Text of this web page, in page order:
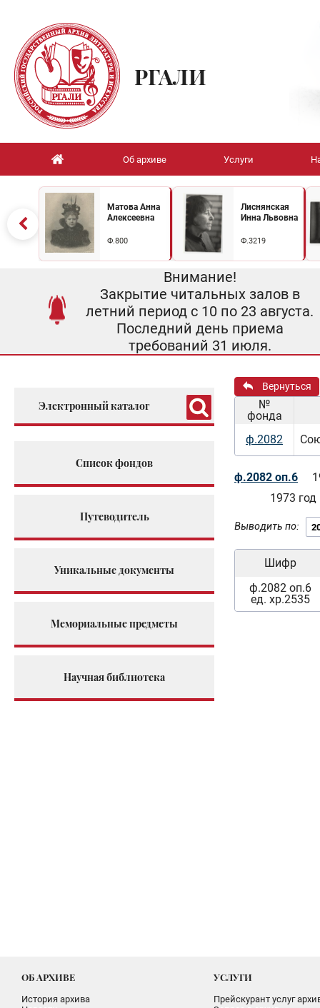
РГАЛИ
Об архиве Услуги
Матова Анна
Алексеевна
Ф.800
Лиснянская
Инна Львовна
Ф.3219
Внимание!
Закрытие читальных залов в
летний период с 10 по 23 августа.
Последний день приема
требований 31 июля.
Электронный каталог
Список фондов
Путеводитель
Уникальные документы
Мемориальные предметы
Научная библиотека
Вернуться
№
фонда
ф.2082
ф.2082 оп.6
1973 год
Выводить по:
Шифр
ф.2082 оп.6
ед. хр.2535
ОБ АРХИВЕ
История архива
УСЛУГИ
Прейскурант услуг